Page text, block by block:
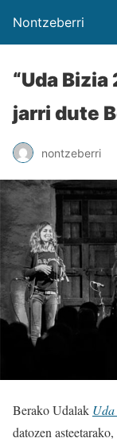
Nontzeberri
“Uda
jarri dute
nontzeberri
Berako Udalak
datozen